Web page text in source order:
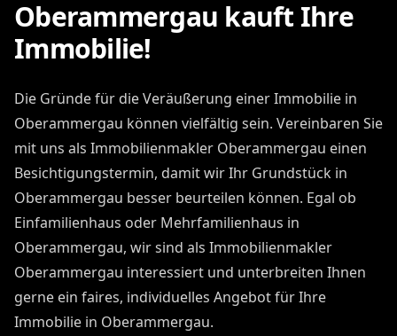
Oberammergau kauft Ihre
Immobilie!
Die Gründe für die Veräußerung einer Immobilie in
Oberammergau können vielfältig sein. Vereinbaren Sie
mit uns als Immobilienmakler Oberammergau einen
Besichtigungstermin, damit wir Ihr Grundstück in
Oberammergau besser beurteilen können. Egal ob
Einfamilienhaus oder Mehrfamilienhaus in
Oberammergau, wir sind als Immobilienmakler
Oberammergau interessiert und unterbreiten Ihnen
gerne ein faires, individuelles Angebot für Ihre
Immobilie in Oberammergau.